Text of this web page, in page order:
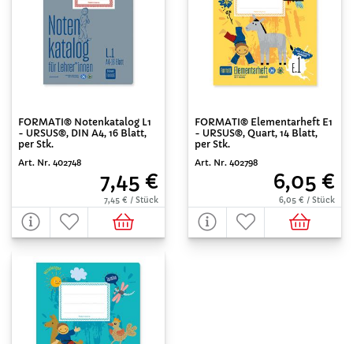
FORMATI® Notenkatalog L1
- URSUS®, DIN A4, 16 Blatt,
per Stk.
Art. Nr. 402748
7,45 €
7,45 € / Stück
FORMATI® Elementarheft E1
- URSUS®, Quart, 14 Blatt,
per Stk.
Art. Nr. 402798
6,05 €
6,05 € / Stück